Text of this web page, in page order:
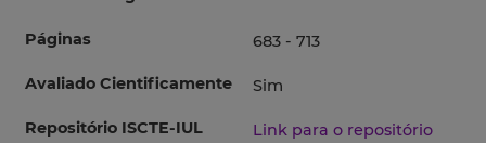
Páginas 683 - 713
Avaliado Cientificamente Sim
Repositório ISCTE-IUL Link para o repositório